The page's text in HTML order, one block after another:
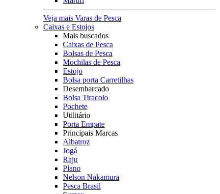
Veja mais Varas de Pesca
Caixas e Estojos
Mais buscados
Caixas de Pesca
Bolsas de Pesca
Mochilas de Pesca
Estojo
Bolsa porta Carretilhas
Desembarcado
Bolsa Tiracolo
Pochete
Utilitário
Porta Empate
Principais Marcas
Albatroz
Jogá
Raju
Plano
Nelson Nakamura
Pesca Brasil